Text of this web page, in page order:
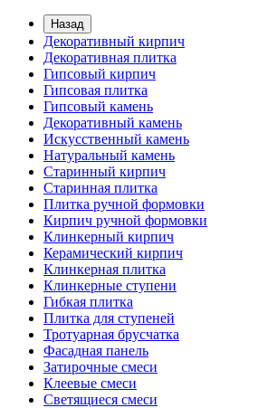
Назад
Декоративный кирпич
Декоративная плитка
Гипсовый кирпич
Гипсовая плитка
Гипсовый камень
Декоративный камень
Искусственный камень
Натуральный камень
Старинный кирпич
Старинная плитка
Плитка ручной формовки
Кирпич ручной формовки
Клинкерный кирпич
Керамический кирпич
Клинкерная плитка
Клинкерные ступени
Гибкая плитка
Плитка для ступеней
Тротуарная брусчатка
Фасадная панель
Затирочные смеси
Клеевые смеси
Светящиеся смеси